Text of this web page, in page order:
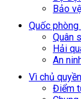
Bảo
Quốc phòng
Quân
Hải
An
Vì chủ
Điểm